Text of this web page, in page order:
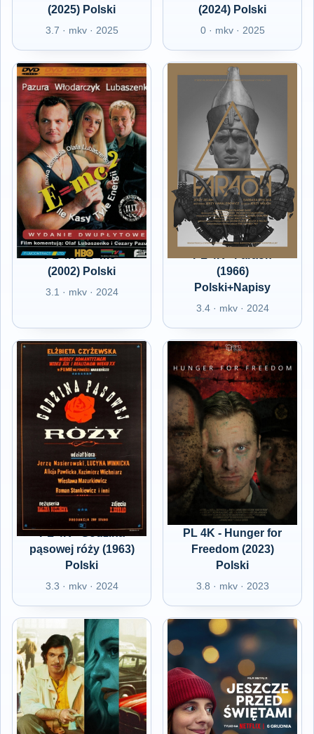
(2025) Polski
3.7 · mkv · 2025
(2024) Polski
0 · mkv · 2025
PL 4K - E=mc²
(2002) Polski
3.1 · mkv · 2024
(1966)
Polski+Napisy
3.4 · mkv · 2024
PL 4K - Godzina
pąsowej róży (1963)
Polski
3.3 · mkv · 2024
PL 4K - Hunger for
Freedom (2023)
Polski
3.8 · mkv · 2023